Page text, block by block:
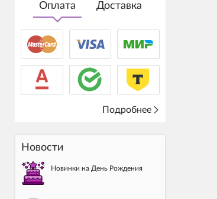
Оплата Доставка
Подробнее
Новости
Новинки на День Рождения